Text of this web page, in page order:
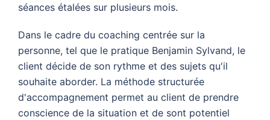
séances étalées sur plusieurs mois.
Dans le cadre du coaching centrée sur la
personne, tel que le pratique Benjamin Sylvand, le
client décide de son rythme et des sujets qu'il
souhaite aborder. La méthode structurée
d'accompagnement permet au client de prendre
conscience de la situation et de sont potentiel